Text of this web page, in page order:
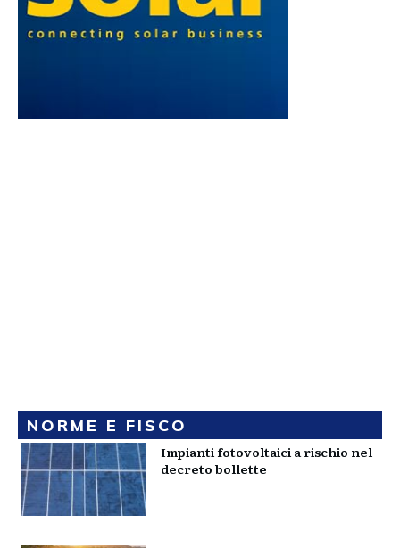
NORME E FISCO
Impianti fotovoltaici a rischio nel
decreto bollette